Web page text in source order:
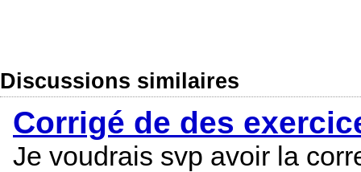
Discussions similaires
Corrigé de des
Je voudrais svp avoir la